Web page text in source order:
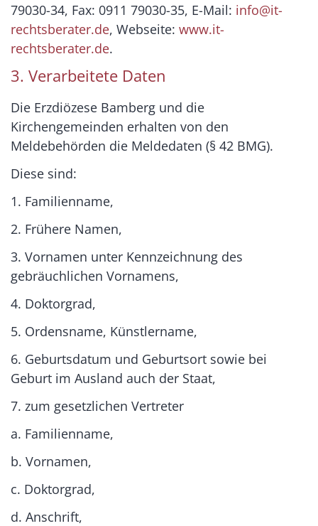
79030-34, Fax: 0911 79030-35, E-Mail: info@it-
rechtsberater.de, Webseite: www.it-
rechtsberater.de.
3. Verarbeitete Daten
Die Erzdiözese Bamberg und die
Kirchengemeinden erhalten von den
Meldebehörden die Meldedaten (§ 42 BMG).
Diese sind:
1. Familienname,
2. Frühere Namen,
3. Vornamen unter Kennzeichnung des
gebräuchlichen Vornamens,
4. Doktorgrad,
5. Ordensname, Künstlername,
6. Geburtsdatum und Geburtsort sowie bei
Geburt im Ausland auch der Staat,
7. zum gesetzlichen Vertreter
a. Familienname,
b. Vornamen,
c. Doktorgrad,
d. Anschrift,